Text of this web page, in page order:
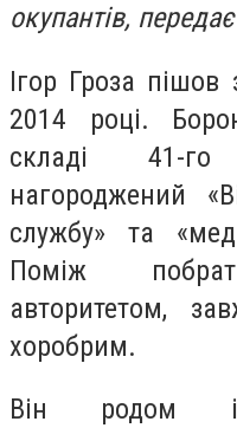
окупантів,
Ігор Гроза
2014 році.
складі 41-
нагороджений
службу» та
Поміж
авторитетом,
хоробрим.
Він родом